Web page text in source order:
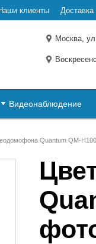
клиенты Доставка
Москва,
Видеонаблюдение
Quantum QM-